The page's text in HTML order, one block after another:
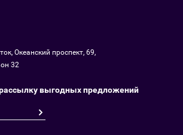
Океанский проспект, 69,
32
выгодных предложений